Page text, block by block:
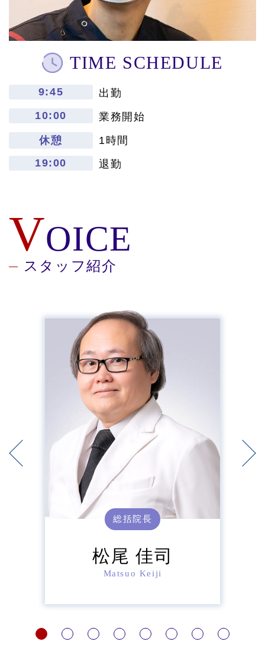
TIME SCHEDULE
9:45
出勤
10:00
業務開始
休憩
1時間
19:00
退勤
VOICE
スタッフ紹介
総括院長
松尾 佳司
Matsuo Keiji